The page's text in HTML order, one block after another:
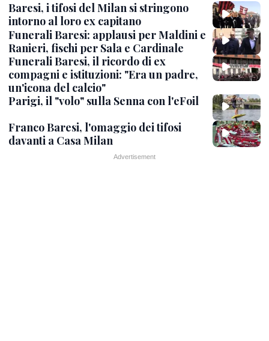
Baresi, i tifosi del Milan si stringono
intorno al loro ex capitano
Funerali Baresi: applausi per Maldini e
Ranieri, fischi per Sala e Cardinale
Funerali Baresi, il ricordo di ex
compagni e istituzioni: "Era un padre,
un'icona del calcio"
Parigi, il "volo" sulla Senna con l'eFoil
Franco Baresi, l'omaggio dei tifosi
davanti a Casa Milan